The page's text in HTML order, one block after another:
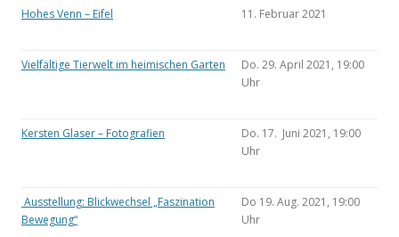
Hohes Venn – Eifel 11. Februar 2021
Vielfältige Tierwelt im heimischen Garten
Do. 29. April 2021, 19:00
Uhr
Kersten Glaser – Fotografien
Do. 17. Juni 2021, 19:00
Uhr
Ausstellung: Blickwechsel „Faszination
Bewegung“
Do 19. Aug. 2021, 19:00
Uhr